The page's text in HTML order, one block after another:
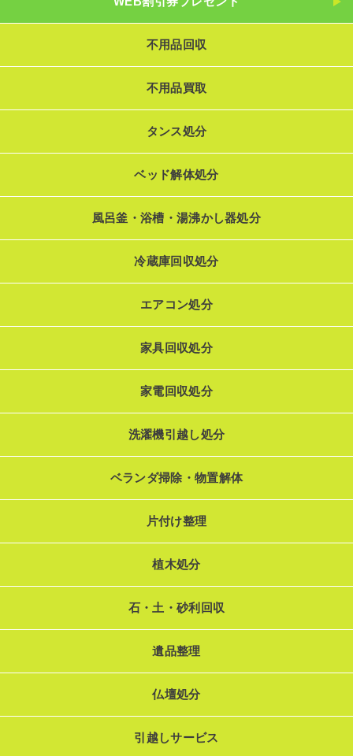
不用品回収
不用品買取
タンス処分
ベッド解体処分
風呂釜・浴槽・湯沸かし器処分
冷蔵庫回収処分
エアコン処分
家具回収処分
家電回収処分
洗濯機引越し処分
ベランダ掃除・物置解体
片付け整理
植木処分
石・土・砂利回収
遺品整理
仏壇処分
引越しサービス